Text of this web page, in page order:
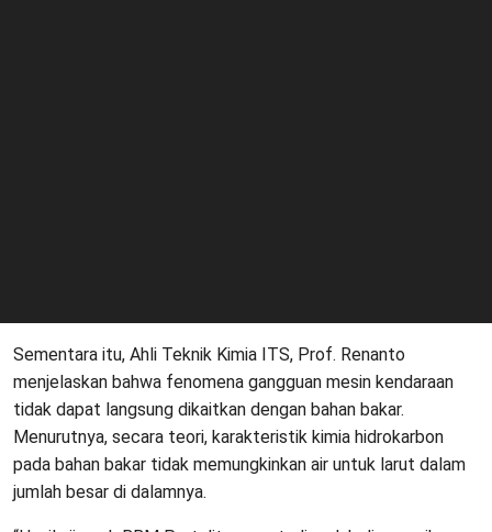
Sementara itu, Ahli Teknik Kimia ITS, Prof. Renanto
menjelaskan bahwa fenomena gangguan mesin kendaraan
tidak dapat langsung dikaitkan dengan bahan bakar.
Menurutnya, secara teori, karakteristik kimia hidrokarbon
pada bahan bakar tidak memungkinkan air untuk larut dalam
jumlah besar di dalamnya.